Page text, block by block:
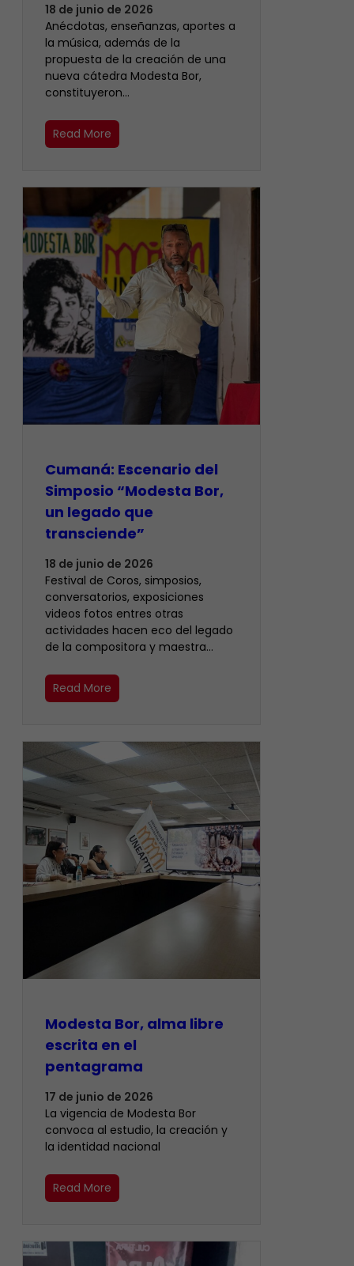
18 de junio de 2026
Anécdotas, enseñanzas, aportes a
la música, además de la
propuesta de la creación de una
nueva cátedra Modesta Bor,
constituyeron…
Read More
Cumaná: Escenario del
Simposio “Modesta Bor,
un legado que
transciende”
18 de junio de 2026
Festival de Coros, simposios,
conversatorios, exposiciones
videos fotos entres otras
actividades hacen eco del legado
de la compositora y maestra…
Read More
Modesta Bor, alma libre
escrita en el
pentagrama
17 de junio de 2026
La vigencia de Modesta Bor
convoca al estudio, la creación y
la identidad nacional
Read More